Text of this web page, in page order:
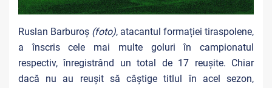
Ruslan Barburoș (foto), atacantul formației tiraspolene,
a înscris cele mai multe goluri în campionatul
respectiv, înregistrând un total de 17 reușite. Chiar
dacă nu au reușit să câștige titlul în acel sezon,